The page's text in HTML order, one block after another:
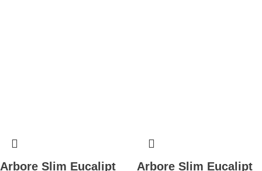
Arbore Slim Eucalipt Arbore Slim Eucalipt